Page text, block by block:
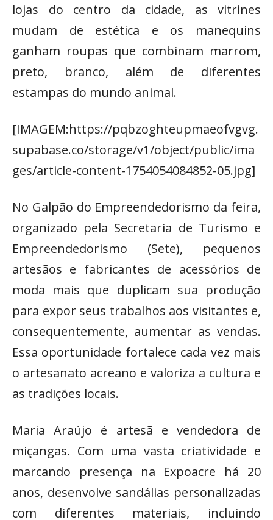
lojas do centro da cidade, as vitrines
mudam de estética e os manequins
ganham roupas que combinam marrom,
preto, branco, além de diferentes
estampas do mundo animal.
[IMAGEM:https://pqbzoghteupmaeofvgvg.
supabase.co/storage/v1/object/public/ima
ges/article-content-1754054084852-05.jpg]
No Galpão do Empreendedorismo da feira,
organizado pela Secretaria de Turismo e
Empreendedorismo (Sete), pequenos
artesãos e fabricantes de acessórios de
moda mais que duplicam sua produção
para expor seus trabalhos aos visitantes e,
consequentemente, aumentar as vendas.
Essa oportunidade fortalece cada vez mais
o artesanato acreano e valoriza a cultura e
as tradições locais.
Maria Araújo é artesã e vendedora de
miçangas. Com uma vasta criatividade e
marcando presença na Expoacre há 20
anos, desenvolve sandálias personalizadas
com diferentes materiais, incluindo